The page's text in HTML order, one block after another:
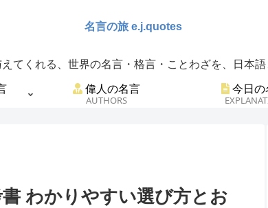
てくれる、世界の名言・格言・ことわざを、日本
偉人の名言
AUTHORS
今日の
書 わかりやすい選び方とお